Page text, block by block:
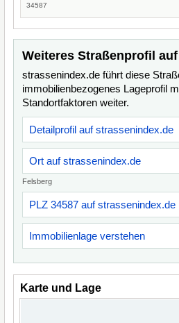
34587
Weiteres Straßenprofil
strassenindex.de führt diese
immobilienbezogenes Lageprofil
Standortfaktoren weiter.
Detailprofil auf strassenindex.de
Ort auf strassenindex.de
Felsberg
PLZ 34587 auf strassenindex.de
Immobilienlage verstehen
Karte und Lage